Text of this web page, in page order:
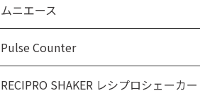
ムニエース
Pulse Counter
RECIPRO SHAKER レシプロシェーカ